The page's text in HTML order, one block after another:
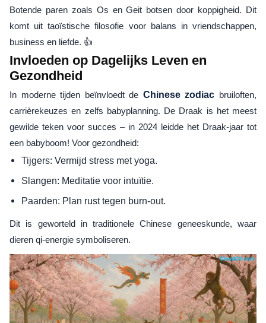
Botende paren zoals Os en Geit botsen door koppigheid. Dit
komt uit taoïstische filosofie voor balans in vriendschappen,
business en liefde. 👍
Invloeden op Dagelijks Leven en
Gezondheid
In moderne tijden beïnvloedt de Chinese zodiac bruiloften,
carrièrekeuzes en zelfs babyplanning. De Draak is het meest
gewilde teken voor succes – in 2024 leidde het Draak-jaar tot
een babyboom! Voor gezondheid:
Tijgers: Vermijd stress met yoga.
Slangen: Meditatie voor intuïtie.
Paarden: Plan rust tegen burn-out.
Dit is geworteld in traditionele Chinese geneeskunde, waar
dieren qi-energie symboliseren.